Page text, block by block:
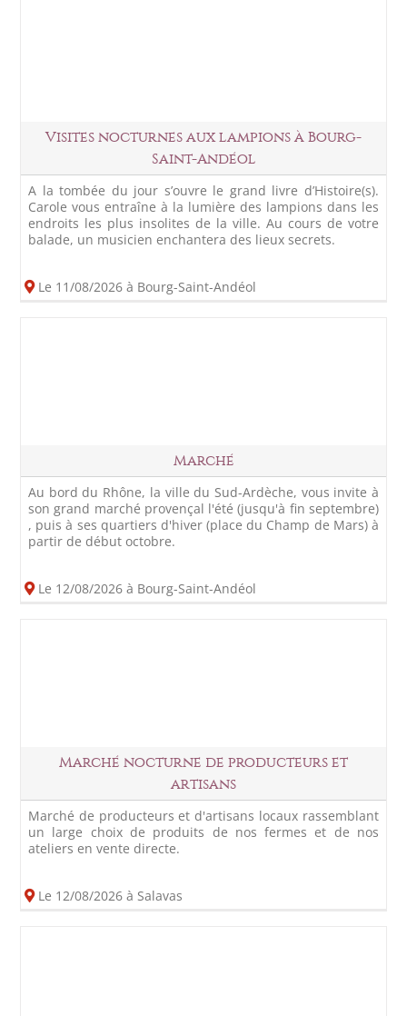
Visites nocturnes aux lampions à Bourg-
Saint-Andéol
A la tombée du jour s’ouvre le grand livre d’Histoire(s).
Carole vous entraîne à la lumière des lampions dans les
endroits les plus insolites de la ville. Au cours de votre
balade, un musicien enchantera des lieux secrets.
Le 11/08/2026 à Bourg-Saint-Andéol
Marché
Au bord du Rhône, la ville du Sud-Ardèche, vous invite à
son grand marché provençal l'été (jusqu'à fin septembre)
, puis à ses quartiers d'hiver (place du Champ de Mars) à
partir de début octobre.
Le 12/08/2026 à Bourg-Saint-Andéol
Marché nocturne de producteurs et
artisans
Marché de producteurs et d'artisans locaux rassemblant
un large choix de produits de nos fermes et de nos
ateliers en vente directe.
Le 12/08/2026 à Salavas